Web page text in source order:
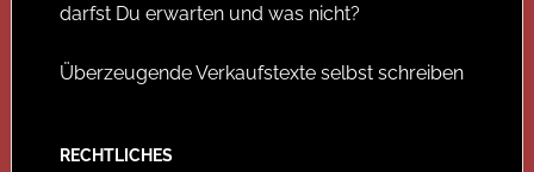
darfst Du erwarten und was nicht?
Überzeugende Verkaufstexte selbst schreiben
RECHTLICHES